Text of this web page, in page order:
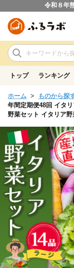
令和８年
トップ ランキング
ホーム ものから探
年間定期便48回 イタ
野菜セット イタリア